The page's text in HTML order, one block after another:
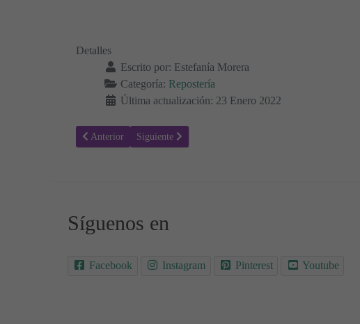
Detalles
Escrito por: Estefanía Morera
Categoría: Repostería
Última actualización: 23 Enero 2022
Artículo anterior: Receta para hacer Pan de fresas
Anterior Artículo siguiente: Delicias de cacahuete y chocolate Keto
Siguiente
Síguenos en
Facebook Instagram Pinterest Youtube